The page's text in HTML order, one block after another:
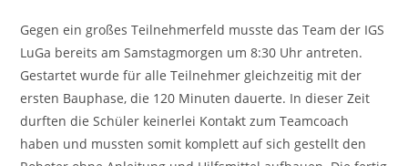
Gegen ein großes Teilnehmerfeld musste das Team der IGS
LuGa bereits am Samstagmorgen um 8:30 Uhr antreten.
Gestartet wurde für alle Teilnehmer gleichzeitig mit der
ersten Bauphase, die 120 Minuten dauerte. In dieser Zeit
durften die Schüler keinerlei Kontakt zum Teamcoach
haben und mussten somit komplett auf sich gestellt den